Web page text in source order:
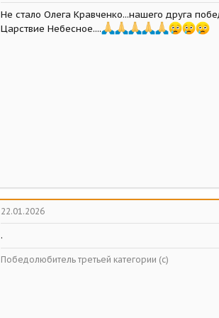
Не стало Олега Кравченко...нашего друга
Царствие Небесное....
22.01.2026
.
Победолюбитель третьей категории (с)